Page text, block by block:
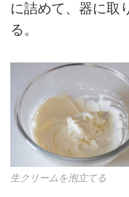
に詰めて、器に取
る。
生クリームを泡立てる